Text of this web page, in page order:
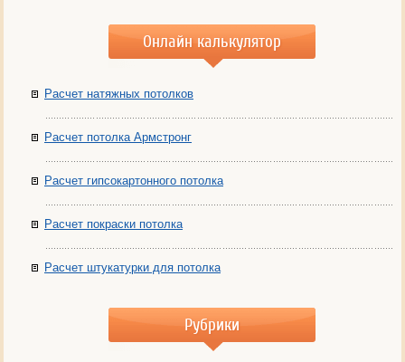
Онлайн калькулятор
Расчет натяжных потолков
Расчет потолка Армстронг
Расчет гипсокартонного потолка
Расчет покраски потолка
Расчет штукатурки для потолка
Рубрики